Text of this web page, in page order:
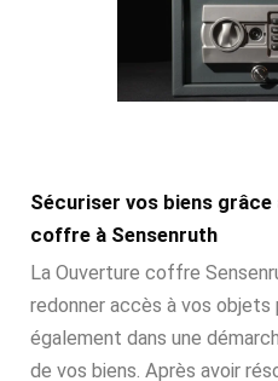
Sécuriser vos biens
coffre à Sensenruth
La Ouverture coffre
redonner accès à vos objets
également dans une
de vos biens. Après avoir